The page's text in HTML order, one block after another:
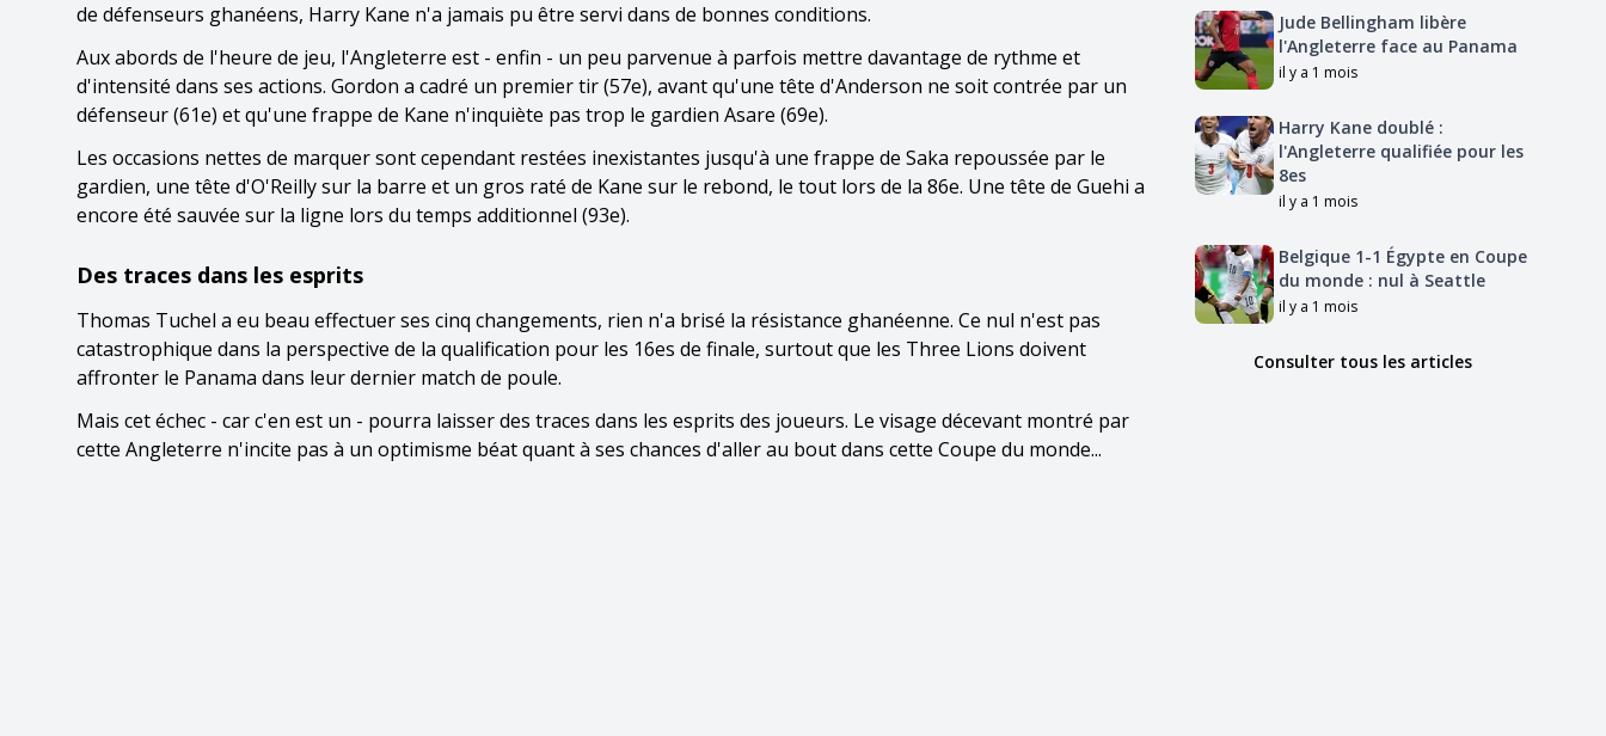
de défenseurs ghanéens, Harry Kane n'a jamais pu être servi dans de bonnes conditions.
Aux abords de l'heure de jeu, l'Angleterre est - enfin - un peu parvenue à parfois mettre davantage de rythme et
d'intensité dans ses actions. Gordon a cadré un premier tir (57e), avant qu'une tête d'Anderson ne soit contrée par un
défenseur (61e) et qu'une frappe de Kane n'inquiète pas trop le gardien Asare (69e).
Les occasions nettes de marquer sont cependant restées inexistantes jusqu'à une frappe de Saka repoussée par le
gardien, une tête d'O'Reilly sur la barre et un gros raté de Kane sur le rebond, le tout lors de la 86e. Une tête de Guehi a
encore été sauvée sur la ligne lors du temps additionnel (93e).
Des traces dans les esprits
Thomas Tuchel a eu beau effectuer ses cinq changements, rien n'a brisé la résistance ghanéenne. Ce nul n'est pas
catastrophique dans la perspective de la qualification pour les 16es de finale, surtout que les Three Lions doivent
affronter le Panama dans leur dernier match de poule.
Mais cet échec - car c'en est un - pourra laisser des traces dans les esprits des joueurs. Le visage décevant montré par
cette Angleterre n'incite pas à un optimisme béat quant à ses chances d'aller au bout dans cette Coupe du monde...
Jude Bellingham libère
l'Angleterre face au Panama
il y a 1 mois
Harry Kane doublé :
l'Angleterre qualifiée pour les
8es
il y a 1 mois
Belgique 1-1 Égypte en Coupe
du monde : nul à Seattle
il y a 1 mois
Consulter tous les articles